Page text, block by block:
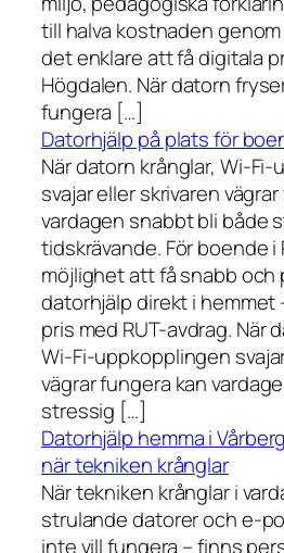
till halva kostnaden
det enklare att få digitala
Högdalen. När datorn
fungera […]
Datorhjälp på plats för
När datorn krånglar, Wi-
svajar eller skrivaren
vardagen snabbt bli både
tidskrävande. För boende
möjlighet att få snabb och
datorhjälp direkt i
pris med RUT-avdrag. När
Wi-Fi-uppkopplingen
vägrar fungera kan
stressig […]
Datorhjälp hemma i
när tekniken krånglar
När tekniken krånglar i
strulande datorer och e-
inte vill fungera – finns